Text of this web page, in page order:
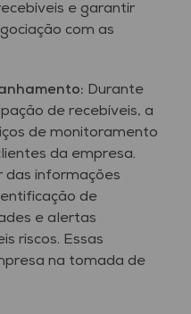
e garantir
com as
Durante
de recebíveis, a
de monitoramento
da empresa.
das informações
de
e alertas
riscos. Essas
na tomada de